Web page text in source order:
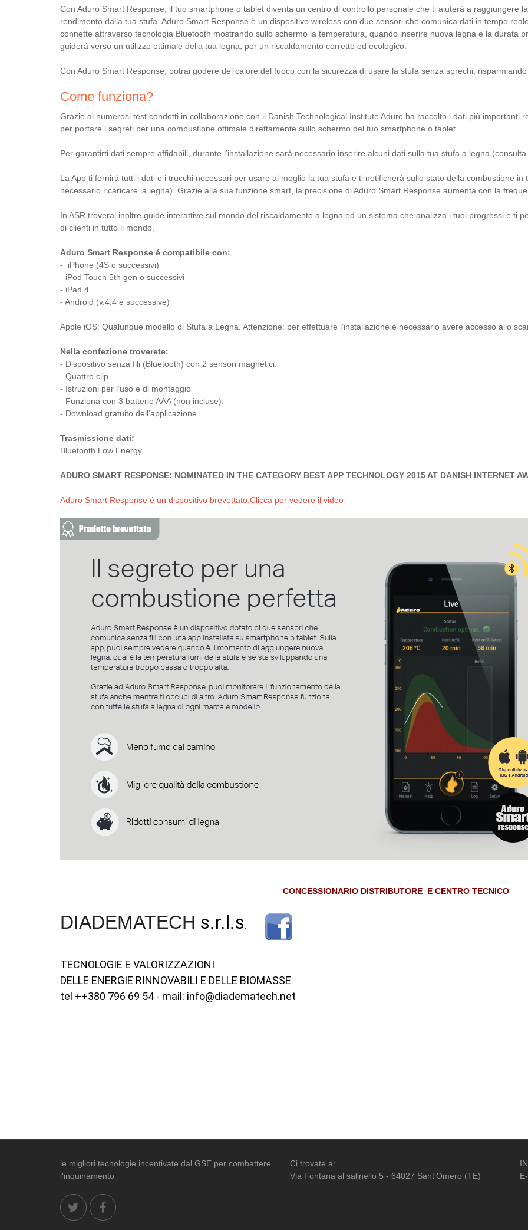
Con Aduro Smart Response, il tuo smartphone o tablet diventa un centro di controllo personale che ti aiuterà a raggiungere
rendimento dalla tua stufa. Aduro Smart Response è un dispositivo wireless con due sensori che comunica dati in tempo
connette attraverso tecnologia Bluetooth mostrando sullo schermo la temperatura, quando inserire nuova legna e la durata
guiderá verso un utilizzo ottimale della tua legna, per un riscaldamento corretto ed ecologico.
Con Aduro Smart Response, potrai godere del calore del fuoco con la sicurezza di usare la stufa senza sprechi,
Come funziona?
Grazie ai numerosi test condotti in collaborazione con il Danish Technological Institute Aduro ha raccolto i dati più importanti
per portare i segreti per una combustione ottimale direttamente sullo schermo del tuo smartphone o tablet.
Per garantirti dati sempre affidabili, durante l’installazione sarà necessario inserire alcuni dati sulla tua stufa a legna
La App ti fornirá tutti i dati e i trucchi necessari per usare al meglio la tua stufa e ti notificherà sullo stato della combustione
necessario ricaricare la legna). Grazie alla sua funzione smart, la precisione di Aduro Smart Response aumenta con la
In ASR troverai inoltre guide interattive sul mondo del riscaldamento a legna ed un sistema che analizza i tuoi progressi e ti
di clienti in tutto il mondo.
Aduro Smart Response é compatibile con:
- iPhone (4S o successivi)
- iPod Touch 5th gen o successivi
- iPad 4
- Android (v.4.4 e successive)
Apple iOS: Qualunque modello di Stufa a Legna. Attenzione: per effettuare l’installazione é necessario avere accesso allo
Nella confezione troverete:
- Dispositivo senza fili (Bluetooth) con 2 sensori magnetici.
- Quattro clip
- Istruzioni per l’uso e di montaggio
- Funziona con 3 batterie AAA (non incluse).
- Download gratuito dell’applicazione.
Trasmissione dati:
Bluetooth Low Energy
ADURO SMART RESPONSE: NOMINATED IN THE CATEGORY BEST APP TECHNOLOGY 2015 AT DANISH INTERNET
Aduro Smart Response é un dispositivo brevettato.Clicca per vedere il video
CONCESSIONARIO DISTRIBUTORE E CENTRO TECNICO
DIADEMATECH s.r.l.s.
TECNOLOGIE E VALORIZZAZIONI
DELLE ENERGIE RINNOVABILI E DELLE BIOMASSE
tel ++380 796 69 54 - mail: info@diadematech.net
le migliori tecnologie incentivate dal GSE per combattere
l'inquinamento
Ci trovate a:
Via Fontana al salinello 5 - 64027 Sant'Omero (TE)